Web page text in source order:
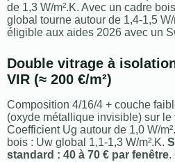
de 1,3 W/m².K. Avec un cadre
global tourne autour de 1,4-1,5 W/
éligible aux aides 2026 avec un
Double vitrage à
VIR (≈ 200 €/m²)
Composition 4/16/4 + couche
(oxyde métallique invisible) sur le
Coefficient Ug autour de 1,0 W/
bois : Uw global 1,1-1,3 W/m².K.
standard : 40 à 70 € par fenêtre.